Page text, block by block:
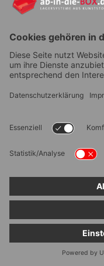
Ihrem
bei
der Webseite
sein können.
Sie die
Endgerät
Wir
Webseite
diese
Zeitpunkt des
Browser-
dient im